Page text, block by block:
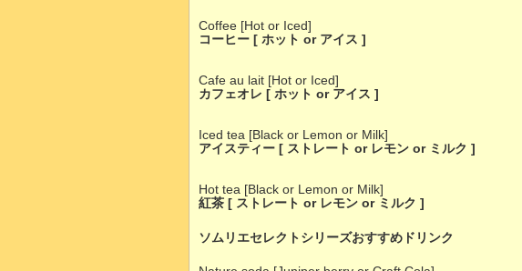
Coffee [Hot or Iced]
コーヒー [ ホット or アイス ]
Cafe au lait [Hot or Iced]
カフェオレ [ ホット or アイス ]
Iced tea [Black or Lemon or Milk]
アイスティー [ ストレート or レモン or ミルク ]
Hot tea [Black or Lemon or Milk]
紅茶 [ ストレート or レモン or ミルク ]
ソムリエセレクトシリーズおすすめドリンク